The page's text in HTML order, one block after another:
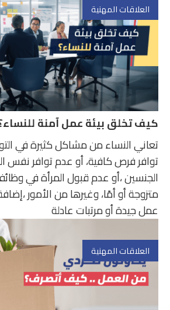
العلاقات المهنية
كيف تخلق بيئة عمل آمنة
تعاني النساء من مشاكل كثيرة في
توافر فرص كافية، أو عدم توافر نفس
الجنسين ،أو عدم قبول المرأة في
متزوجة أو أمًا، وغيرها من الأمور
عمل جيدة أو مرتبات عادلة
العلاقات المهنية